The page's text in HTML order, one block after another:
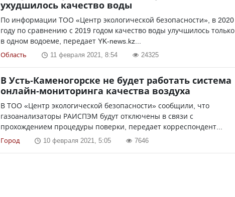
ухудшилось качество воды
По информации ТОО «Центр экологической безопасности», в 2020
году по сравнению с 2019 годом качество воды улучшилось только
в одном водоеме, передает YK-news.kz...
Область 11 февраля 2021, 8:54 24325
В Усть-Каменогорске не будет работать система
онлайн-мониторинга качества воздуха
В ТОО «Центр экологической безопасности» сообщили, что
газоанализаторы РАИСПЭМ будут отключены в связи с
прохождением процедуры поверки, передает корреспондент...
Город 10 февраля 2021, 5:05 7646